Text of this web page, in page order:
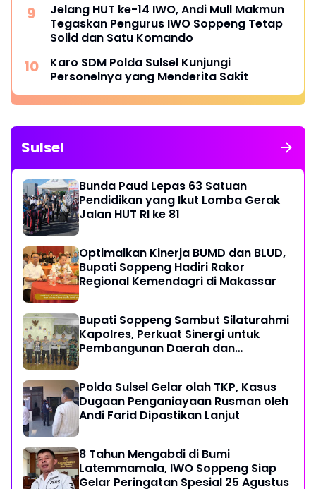
Jelang HUT ke-14 IWO, Andi Mull Makmun
Tegaskan Pengurus IWO Soppeng Tetap
Solid dan Satu Komando
Karo SDM Polda Sulsel Kunjungi
Personelnya yang Menderita Sakit
Sulsel
Bunda Paud Lepas 63 Satuan
Pendidikan yang Ikut Lomba Gerak
Jalan HUT RI ke 81
Optimalkan Kinerja BUMD dan BLUD,
Bupati Soppeng Hadiri Rakor
Regional Kemendagri di Makassar
Bupati Soppeng Sambut Silaturahmi
Kapolres, Perkuat Sinergi untuk
Pembangunan Daerah dan
Polda Sulsel Gelar olah TKP, Kasus
Dugaan Penganiayaan Rusman oleh
Andi Farid Dipastikan Lanjut
8 Tahun Mengabdi di Bumi
Latemmamala, IWO Soppeng Siap
Gelar Peringatan Spesial 25 Agustus